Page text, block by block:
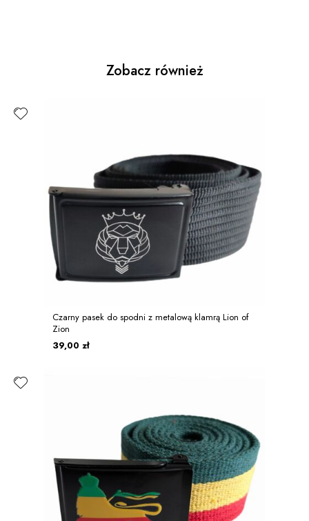
Zobacz również
Czarny pasek do spodni z metalową klamrą Lion of
Zion
39,00 zł